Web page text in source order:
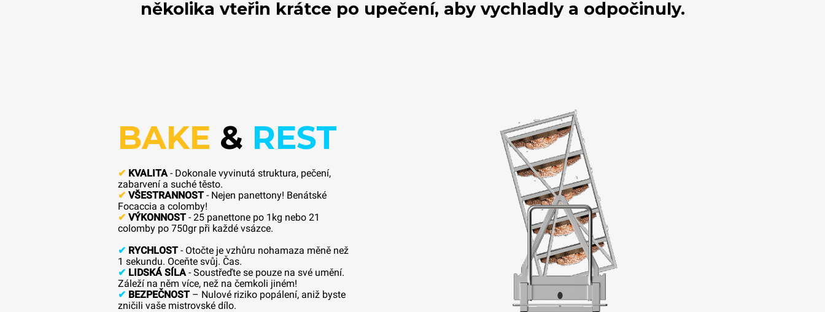
několika vteřin krátce po upečení, aby vychladly a odpočinuly.
BAKE & REST
✔ KVALITA- Dokonale vyvinutá struktura, pečení,
zabarvení a suché těsto.
✔ VŠESTRANNOST - Nejen panettony! Benátské
Focaccia a colomby!
✔ VÝKONNOST - 25 panettone po 1kg nebo 21
colomby po 750gr při každé vsázce.
✔ RYCHLOST - Otočte je vzhůru nohamaza měně než
1 sekundu. Oceňte svůj. Čas.
✔ LIDSKÁ SÍLA- Soustřeďte se pouze na své umění.
Záleží na něm více, než na čemkoli jiném!
✔ BEZPEČNOST – Nulové riziko popálení, aniž byste
zničili vaše mistrovské dílo.